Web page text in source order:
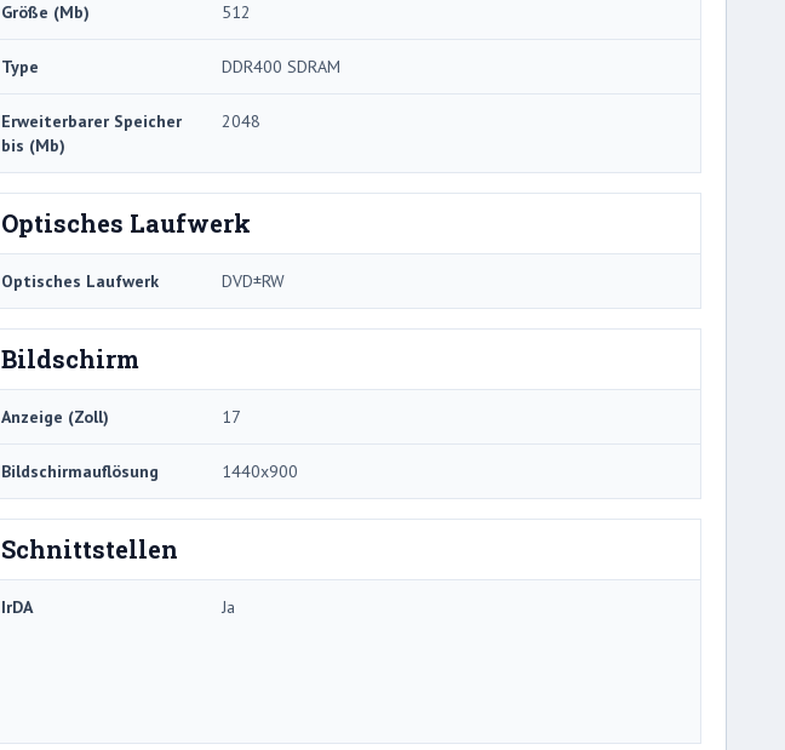
Größe (Mb) 512
Type DDR400 SDRAM
Erweiterbarer Speicher
bis (Mb)
2048
Optisches Laufwerk
Optisches Laufwerk DVD±RW
Bildschirm
Anzeige (Zoll) 17
Bildschirmauflösung 1440x900
Schnittstellen
IrDA Ja